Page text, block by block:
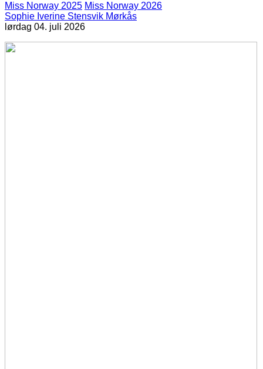
Miss Norway 2025 Miss Norway 2026
Sophie Iverine Stensvik Mørkås
lørdag 04. juli 2026